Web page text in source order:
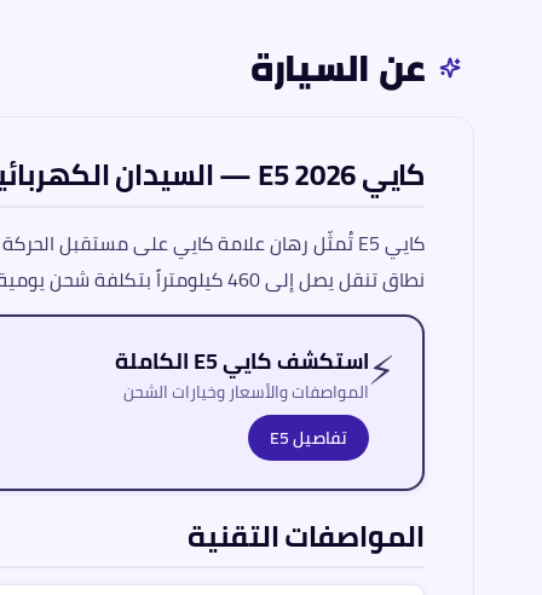
عن السيارة
كايي E5 2026 — السيدان الكهربائية الأكثر اقتصادية بنطاق 460 كم
نطاق تنقل يصل إلى 460 كيلومتراً بتكلفة شحن يومية تكاد تكون رمزية. الهدف واضح: إزالة الحاجز المالي أمام الإقبال على الكهربائيات.
⚡استكشف كايي E5 الكاملة
المواصفات والأسعار وخيارات الشحن
تفاصيل E5
المواصفات التقنية